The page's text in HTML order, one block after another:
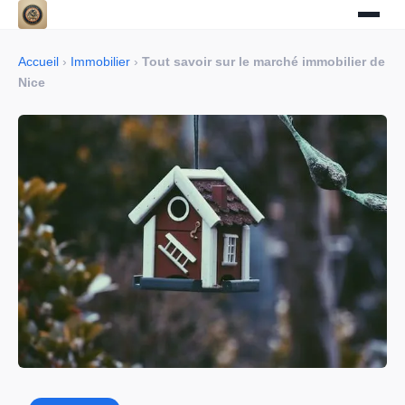
Accueil › Immobilier › Tout savoir sur le marché immobilier de
Nice